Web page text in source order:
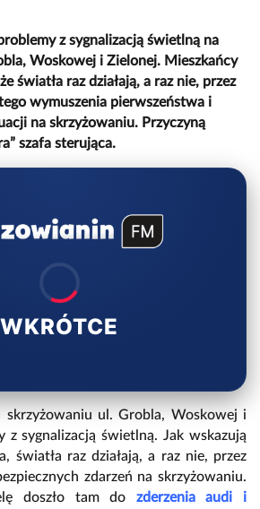
z sygnalizacją świetlną na
Woskowej i Zielonej. Mieszkańcy
światła raz działają, a raz nie, przez
wymuszenia pierwszeństwa i
na skrzyżowaniu. Przyczyną
szafa sterująca.
WKRÓTCE
ul. Grobla, Woskowej i
z sygnalizacją świetlną. Jak wskazują
światła raz działają, a raz nie, przez
zdarzeń na skrzyżowaniu.
doszło tam do zderzenia audi i